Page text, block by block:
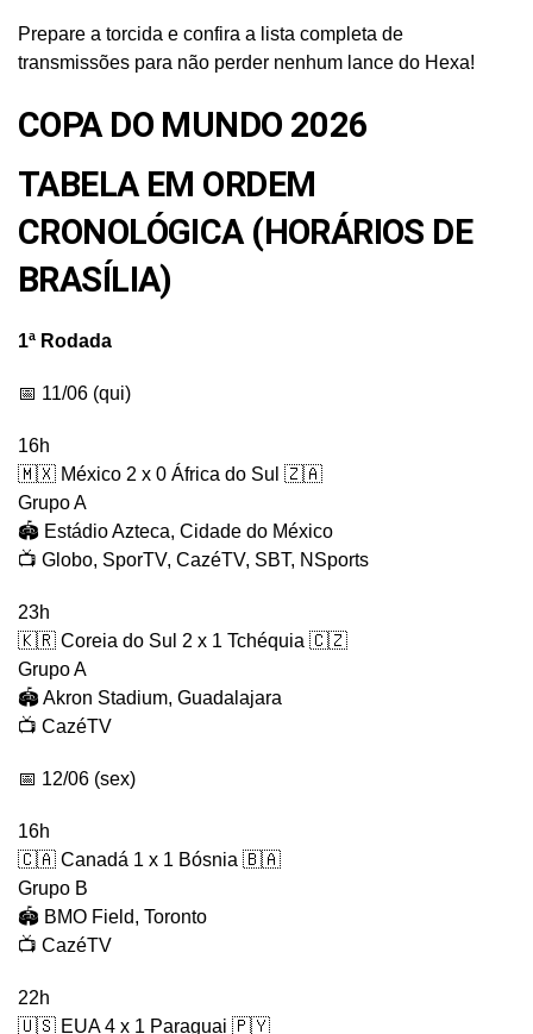
Prepare a torcida e confira a lista completa de
transmissões para não perder nenhum lance do Hexa!
COPA DO MUNDO 2026
TABELA EM ORDEM
CRONOLÓGICA (HORÁRIOS DE
BRASÍLIA)
1ª Rodada
📅 11/06 (qui)
16h
🇲🇽 México 2 x 0 África do Sul 🇿🇦
Grupo A
🏟️ Estádio Azteca, Cidade do México
📺 Globo, SporTV, CazéTV, SBT, NSports
23h
🇰🇷 Coreia do Sul 2 x 1 Tchéquia 🇨🇿
Grupo A
🏟️ Akron Stadium, Guadalajara
📺 CazéTV
📅 12/06 (sex)
16h
🇨🇦 Canadá 1 x 1 Bósnia 🇧🇦
Grupo B
🏟️ BMO Field, Toronto
📺 CazéTV
22h
🇺🇸 EUA 4 x 1 Paraguai 🇵🇾